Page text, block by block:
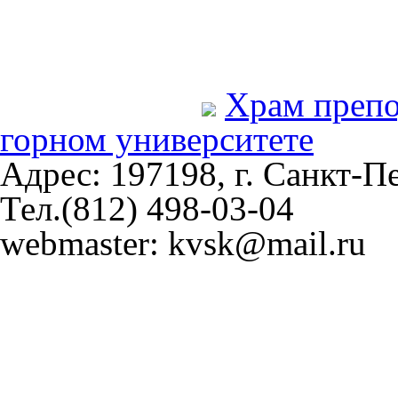
Храм
горном университете
Адрес: 197198, г. Санкт-
Тел.(812) 498-03-04
webmaster: kvsk@mail.ru